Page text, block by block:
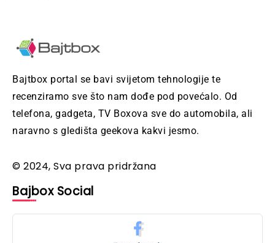
Bajtbox portal se bavi svijetom tehnologije te
recenziramo sve što nam dođe pod povećalo. Od
telefona, gadgeta, TV Boxova sve do automobila, ali
naravno s gledišta geekova kakvi jesmo.
© 2024, Sva prava pridržana
Bajbox Social